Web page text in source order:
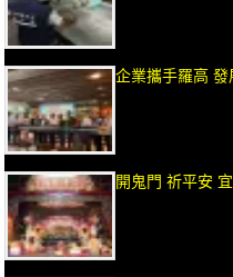
企業攜手羅高
開鬼門 祈平安